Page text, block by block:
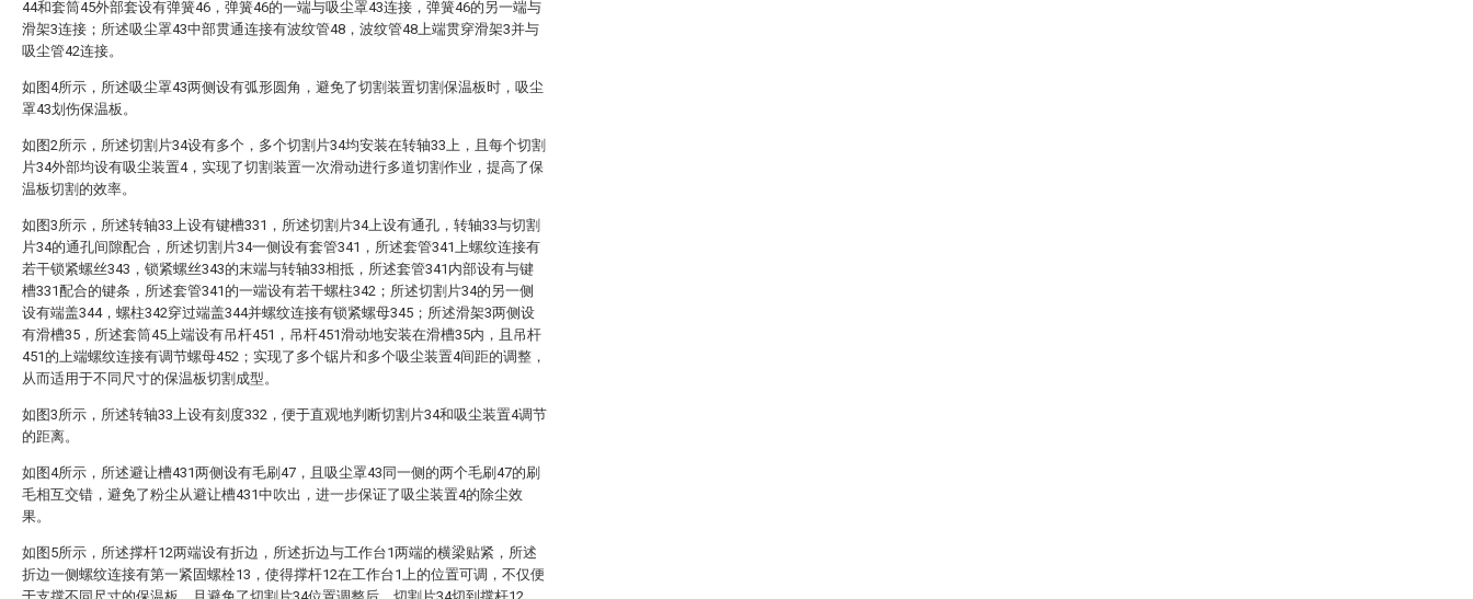
44和套筒45外部套设有弹簧46，弹簧46的一端与吸尘罩43连接，弹簧46的另一端与
滑架3连接；所述吸尘罩43中部贯通连接有波纹管48，波纹管48上端贯穿滑架3并与
吸尘管42连接。
如图4所示，所述吸尘罩43两侧设有弧形圆角，避免了切割装置切割保温板时，吸尘
罩43划伤保温板。
如图2所示，所述切割片34设有多个，多个切割片34均安装在转轴33上，且每个切割
片34外部均设有吸尘装置4，实现了切割装置一次滑动进行多道切割作业，提高了保
温板切割的效率。
如图3所示，所述转轴33上设有键槽331，所述切割片34上设有通孔，转轴33与切割
片34的通孔间隙配合，所述切割片34一侧设有套管341，所述套管341上螺纹连接有
若干锁紧螺丝343，锁紧螺丝343的末端与转轴33相抵，所述套管341内部设有与键
槽331配合的键条，所述套管341的一端设有若干螺柱342；所述切割片34的另一侧
设有端盖344，螺柱342穿过端盖344并螺纹连接有锁紧螺母345；所述滑架3两侧设
有滑槽35，所述套筒45上端设有吊杆451，吊杆451滑动地安装在滑槽35内，且吊杆
451的上端螺纹连接有调节螺母452；实现了多个锯片和多个吸尘装置4间距的调整，
从而适用于不同尺寸的保温板切割成型。
如图3所示，所述转轴33上设有刻度332，便于直观地判断切割片34和吸尘装置4调节
的距离。
如图4所示，所述避让槽431两侧设有毛刷47，且吸尘罩43同一侧的两个毛刷47的刷
毛相互交错，避免了粉尘从避让槽431中吹出，进一步保证了吸尘装置4的除尘效
果。
如图5所示，所述撑杆12两端设有折边，所述折边与工作台1两端的横梁贴紧，所述
折边一侧螺纹连接有第一紧固螺栓13，使得撑杆12在工作台1上的位置可调，不仅便